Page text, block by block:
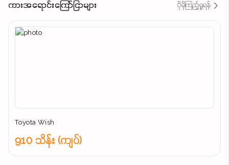
ကားအရောင်းကြော်ငြာများ ပိုမိုကြည့်ရှုရန်
Toyota Wish
910 သိန်း (ကျပ်)